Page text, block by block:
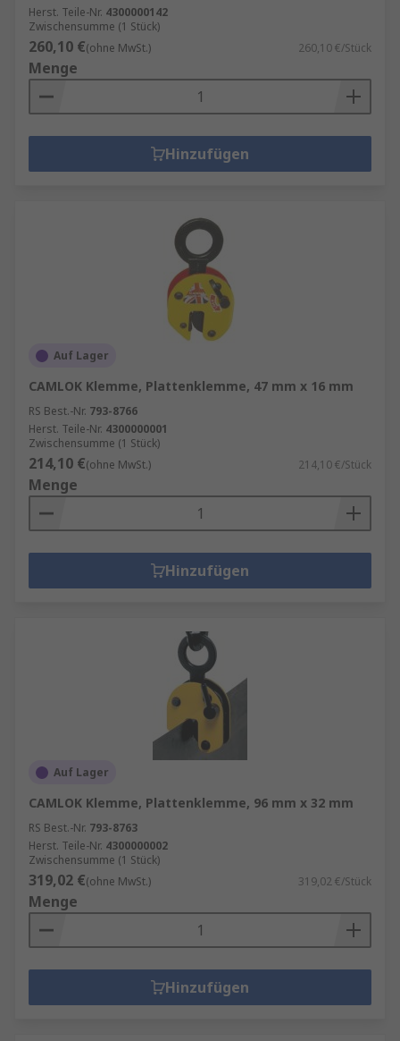
Herst. Teile-Nr. 4300000142
Zwischensumme (1 Stück)
260,10 €(ohne MwSt.) 260,10 €/Stück
Menge
Hinzufügen
Auf Lager
CAMLOK Klemme, Plattenklemme, 47 mm x 16 mm
RS Best.-Nr. 793-8766
Herst. Teile-Nr. 4300000001
Zwischensumme (1 Stück)
214,10 €(ohne MwSt.) 214,10 €/Stück
Menge
Hinzufügen
Auf Lager
CAMLOK Klemme, Plattenklemme, 96 mm x 32 mm
RS Best.-Nr. 793-8763
Herst. Teile-Nr. 4300000002
Zwischensumme (1 Stück)
319,02 €(ohne MwSt.) 319,02 €/Stück
Menge
Hinzufügen